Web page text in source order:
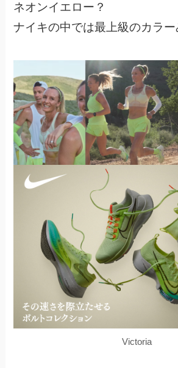
ネオンイエロー？
ナイキの中では最上級のカラー
Victoria